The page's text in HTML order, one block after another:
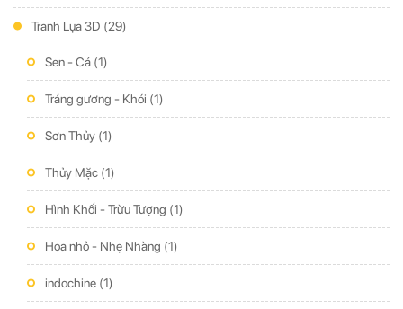
Tranh Lụa 3D (29)
Sen - Cá (1)
Tráng gương - Khói (1)
Sơn Thủy (1)
Thủy Mặc (1)
Hình Khối - Trừu Tượng (1)
Hoa nhỏ - Nhẹ Nhàng (1)
indochine (1)